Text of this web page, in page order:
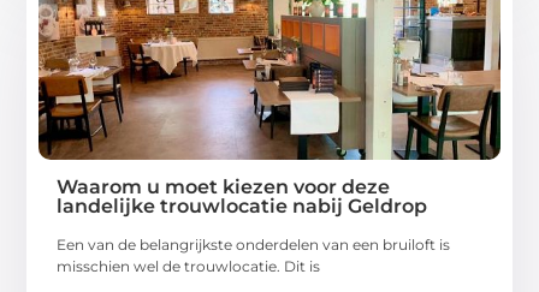
Waarom u moet kiezen voor deze
landelijke trouwlocatie nabij Geldrop
Een van de belangrijkste onderdelen van een bruiloft is
misschien wel de trouwlocatie. Dit is